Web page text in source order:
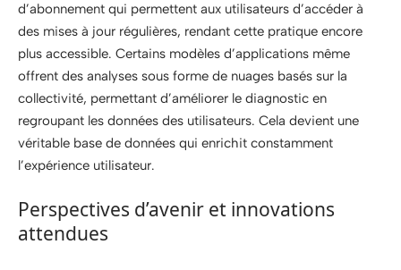
d’abonnement qui permettent aux utilisateurs d’accéder à
des mises à jour régulières, rendant cette pratique encore
plus accessible. Certains modèles d’applications même
offrent des analyses sous forme de nuages basés sur la
collectivité, permettant d’améliorer le diagnostic en
regroupant les données des utilisateurs. Cela devient une
véritable base de données qui enrichit constamment
l’expérience utilisateur.
Perspectives d’avenir et innovations
attendues